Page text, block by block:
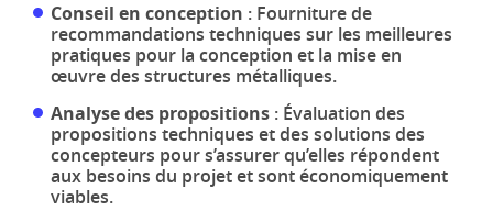
Conseil en conception : Fourniture de
recommandations techniques sur les meilleures
pratiques pour la conception et la mise en
œuvre des structures métalliques.
Analyse des propositions : Évaluation des
propositions techniques et des solutions des
concepteurs pour s’assurer qu’elles répondent
aux besoins du projet et sont économiquement
viables.